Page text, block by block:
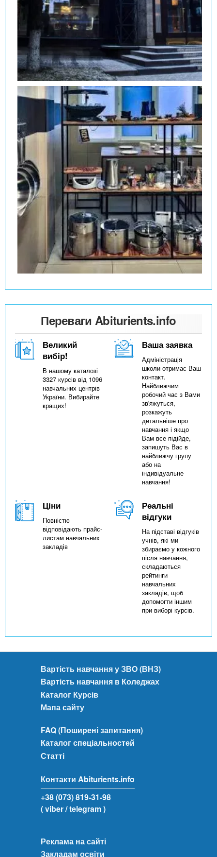
Переваги Abiturients.info
Великий
вибір!
В нашому каталозі
3327 курсів від 1096
навчальних центрів
України. Вибирайте
кращих!
Ваша заявка
Адміністрація
школи отримає Ваш
контакт.
Найближчим
робочий час з Вами
зв'яжуться,
розкажуть
детальніше про
навчання і якщо
Вам все підійде,
запишуть Вас в
найближчу групу
або на
індивідуальне
навчання!
Ціни
Повністю
відповідають прайс-
листам навчальних
закладів
Реальні
відгуки
На підставі відгуків
учнів, які ми
збираємо у кожного
після навчання,
складаються
рейтинги
навчальних
закладів, щоб
допомогти іншим
при виборі курсів.
Вартість навчання у ЗВО (ВНЗ)
Вартість навчання в Коледжах
Каталог Курсів
Мапа сайту
FAQ (Поширені запитання)
Каталог спеціальностей
Статті
Контакти Abiturients.info
+38 (073) 819-31-98
( viber/ telegram )
Реклама на сайті
Закладам освіти